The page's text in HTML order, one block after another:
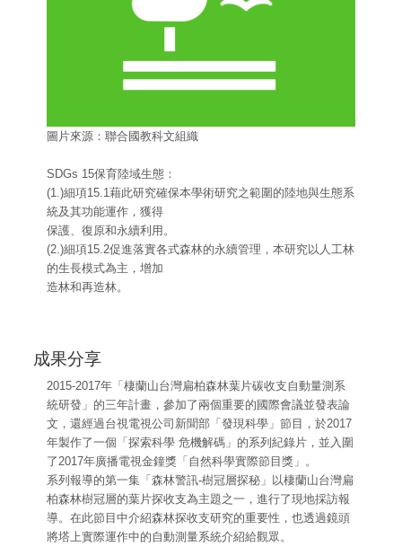
圖片來源：聯合國教科文組織
SDGs 15保育陸域生態：
(1.)細項15.1藉此研究確保本學術研究之範圍的陸地與生態系
統及其功能運作，獲得
保護、復原和永續利用。
(2.)細項15.2促進落實各式森林的永續管理，本研究以人工林
的生長模式為主，增加
造林和再造林。
成果分享
2015-2017年「棲蘭山台灣扁柏森林葉片碳收支自動量測系
統研發」的三年計畫，參加了兩個重要的國際會議並發表論
文，還經過台視電視公司新聞部「發現科學」節目，於2017
年製作了一個「探索科學 危機解碼」的系列紀錄片，並入圍
了2017年廣播電視金鐘獎「自然科學實際節目獎」。
系列報導的第一集「森林警訊-樹冠層探秘」以棲蘭山台灣扁
柏森林樹冠層的葉片探收支為主題之一，進行了現地採訪報
導。在此節目中介紹森林探收支研究的重要性，也透過鏡頭
將塔上實際運作中的自動測量系統介紹給觀眾。